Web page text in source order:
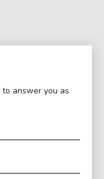
answer you as